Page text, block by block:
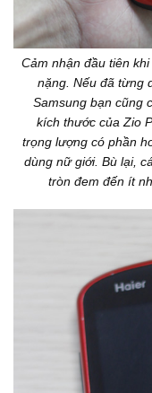
Cảm nhận đầu tiên
nặng. Nếu đã từng
Samsung bạn cũng
kích thước của Zio
trọng lượng có phần
dùng nữ giới. Bù lại,
tròn đem đến ít